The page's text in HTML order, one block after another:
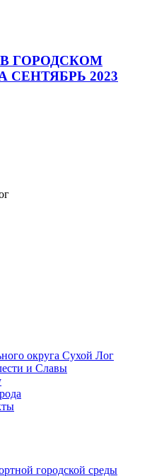
ГОРОДСКОМ
2023
округа Сухой Лог
и Славы
городской среды